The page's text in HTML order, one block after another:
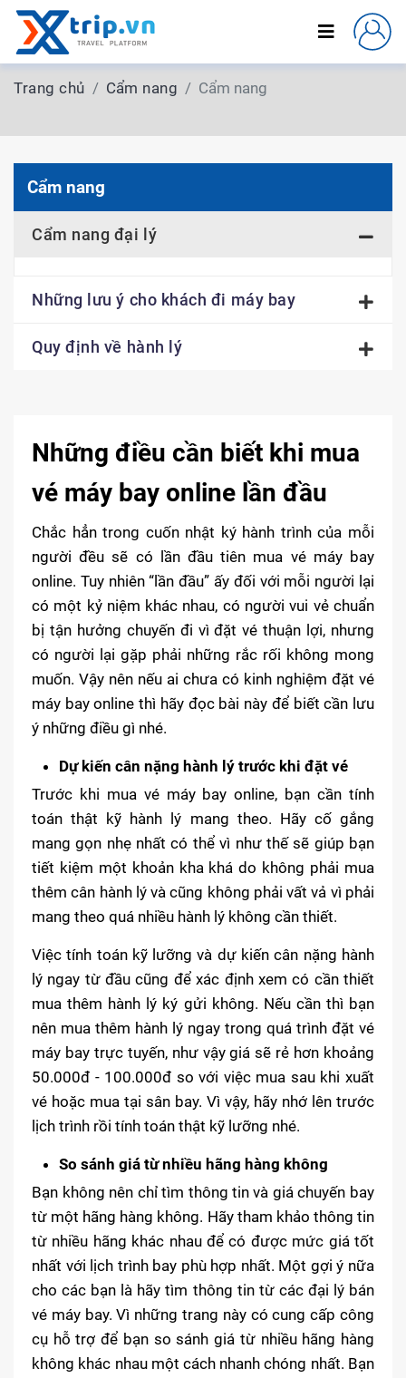
Trang chủ Cẩm nang Cẩm nang
Cẩm nang
Cẩm nang đại lý
Những lưu ý cho khách đi máy bay
Quy định về hành lý
Những điều cần biết khi mua
vé máy bay online lần đầu
Chắc hẳn trong cuốn nhật ký hành trình của mỗi
người đều sẽ có lần đầu tiên mua vé máy bay
online. Tuy nhiên “lần đầu” ấy đối với mỗi người lại
có một kỷ niệm khác nhau, có người vui vẻ chuẩn
bị tận hưởng chuyến đi vì đặt vé thuận lợi, nhưng
có người lại gặp phải những rắc rối không mong
muốn. Vậy nên nếu ai chưa có kinh nghiệm đặt vé
máy bay online thì hãy đọc bài này để biết cần lưu
ý những điều gì nhé.
Dự kiến cân nặng hành lý trước khi đặt vé
Trước khi mua vé máy bay online, bạn cần tính
toán thật kỹ hành lý mang theo. Hãy cố gắng
mang gọn nhẹ nhất có thể vì như thế sẽ giúp bạn
tiết kiệm một khoản kha khá do không phải mua
thêm cân hành lý và cũng không phải vất vả vì phải
mang theo quá nhiều hành lý không cần thiết.
Việc tính toán kỹ lưỡng và dự kiến cân nặng hành
lý ngay từ đầu cũng để xác định xem có cần thiết
mua thêm hành lý ký gửi không. Nếu cần thì bạn
nên mua thêm hành lý ngay trong quá trình đặt vé
máy bay trực tuyến, như vậy giá sẽ rẻ hơn khoảng
50.000đ - 100.000đ so với việc mua sau khi xuất
vé hoặc mua tại sân bay. Vì vậy, hãy nhớ lên trước
lịch trình rồi tính toán thật kỹ lưỡng nhé.
So sánh giá từ nhiều hãng hàng không
Bạn không nên chỉ tìm thông tin và giá chuyến bay
từ một hãng hàng không. Hãy tham khảo thông tin
từ nhiều hãng khác nhau để có được mức giá tốt
nhất với lịch trình bay phù hợp nhất. Một gợi ý nữa
cho các bạn là hãy tìm thông tin từ các đại lý bán
vé máy bay. Vì những trang này có cung cấp công
cụ hỗ trợ để bạn so sánh giá từ nhiều hãng hàng
không khác nhau một cách nhanh chóng nhất. Bạn